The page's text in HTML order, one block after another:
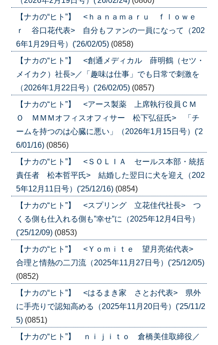
【ナカの“ヒト”】 <ｈａｎａｍａｒｕ ｆｌｏｗｅ
ｒ 谷口花代表> 自分もファンの一員になって（202
6年1月29日号）('26/02/05) (0858)
【ナカの“ヒト”】 <創通メディカル 薛明鶴（セツ・
メイカク）社長>／「趣味は仕事」でも日常で刺激を
（2026年1月22日号）('26/02/05) (0857)
【ナカの“ヒト”】 <アース製薬 上席執行役員ＣＭ
Ｏ ＭＭＭオフィスオフィサー 松下弘征氏> 「チ
ームを持つのは心臓に悪い」（2026年1月15日号）('2
6/01/16) (0856)
【ナカの“ヒト”】 <ＳＯＬＩＡ セールス本部・統括
責任者 松本哲平氏> 結婚した翌日に犬を迎え（202
5年12月11日号）('25/12/16) (0854)
【ナカの“ヒト”】 <スプリング 立花佳代社長> つ
くる側も仕入れる側も”幸せ”に（2025年12月4日号）
('25/12/09) (0853)
【ナカの“ヒト”】 <Ｙｏｍｉｔｅ 望月亮佑代表>
合理と情熱の二刀流（2025年11月27日号）('25/12/05)
(0852)
【ナカの“ヒト”】 <はるまき家 さとお代表> 県外
に手売りで認知高める（2025年11月20日号）('25/11/2
5) (0851)
【ナカの“ヒト”】 ｎｉｊｉｔｏ 倉橋美佳取締役／